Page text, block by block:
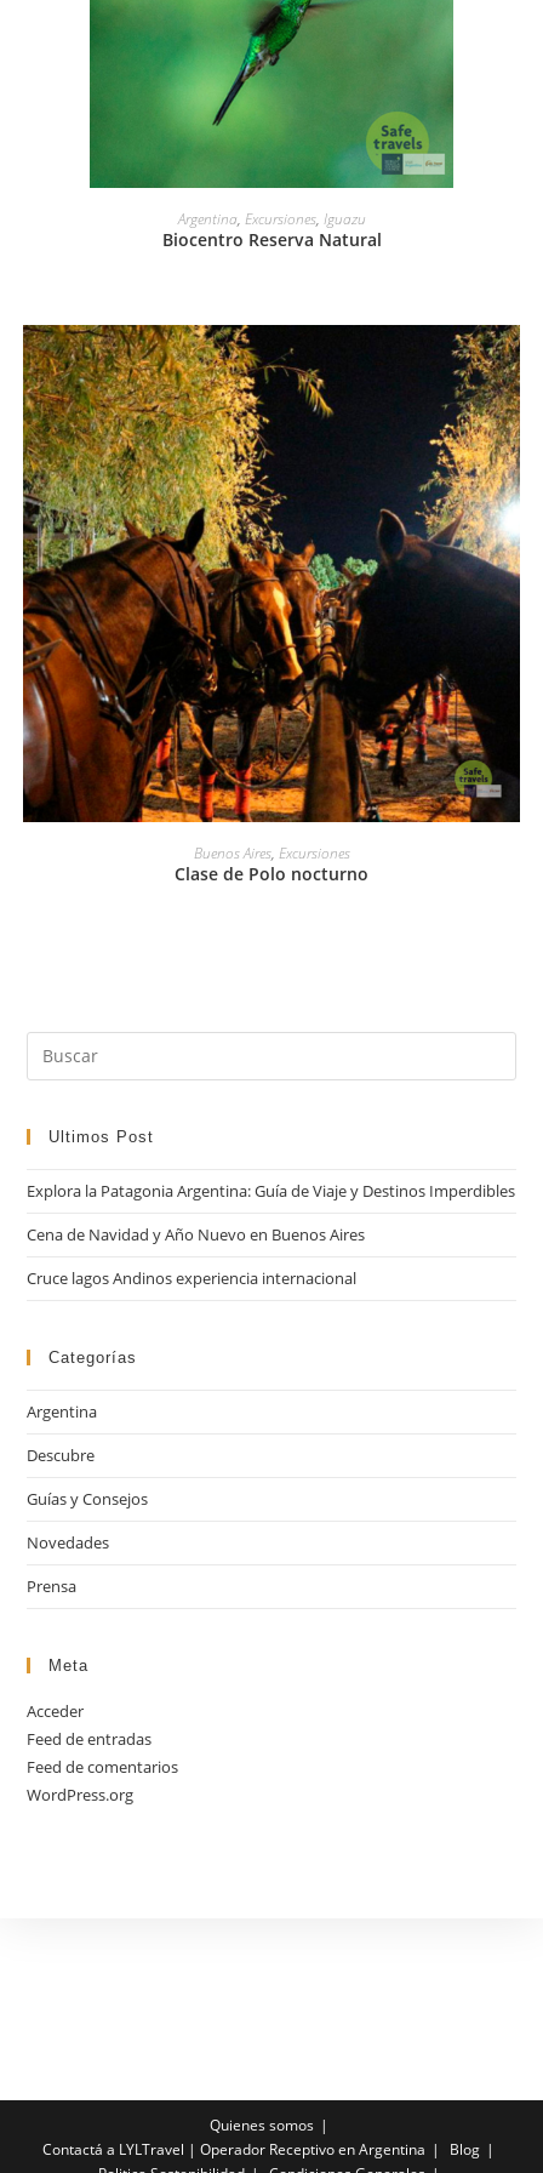
LEER MÁS
Argentina, Excursiones, Iguazu
Biocentro Reserva Natural
LEER MÁS
Buenos Aires, Excursiones
Clase de Polo nocturno
Ultimos Post
Explora la Patagonia Argentina: Guía de Viaje y Destinos Imperdibles
Cena de Navidad y Año Nuevo en Buenos Aires
Cruce lagos Andinos experiencia internacional
Categorías
Argentina
Descubre
Guías y Consejos
Novedades
Prensa
Meta
Acceder
Feed de entradas
Feed de comentarios
WordPress.org
Quienes somos
Contactá a LYLTravel | Operador Receptivo en Argentina
Blog